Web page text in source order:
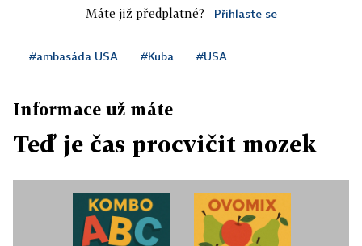
Máte již předplatné? Přihlaste se
#ambasáda USA #Kuba #USA
Informace už máte
Teď je čas procvičit mozek